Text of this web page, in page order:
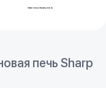
печь Sharp